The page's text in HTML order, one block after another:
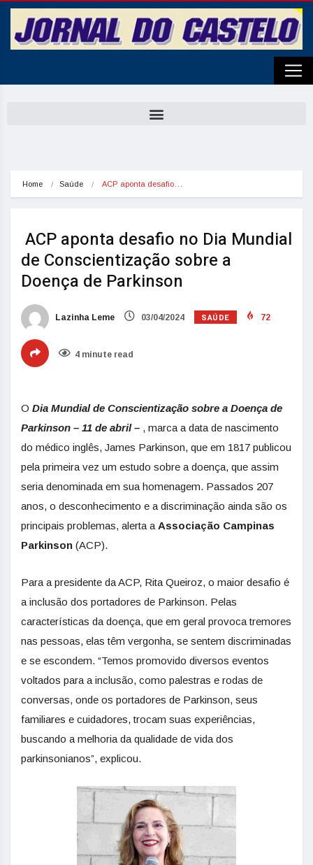
Home Saúde ACP aponta desafio…
ACP aponta desafio no Dia Mundial
de Conscientização sobre a
Doença de Parkinson
Lazinha Leme 03/04/2024 SAÚDE 72
4 minute read
O Dia Mundial de Conscientização sobre a Doença de
Parkinson – 11 de abril – , marca a data de nascimento
do médico inglês, James Parkinson, que em 1817 publicou
pela primeira vez um estudo sobre a doença, que assim
seria denominada em sua homenagem. Passados 207
anos, o desconhecimento e a discriminação ainda são os
principais problemas, alerta a Associação Campinas
Parkinson (ACP).
Para a presidente da ACP, Rita Queiroz, o maior desafio é
a inclusão dos portadores de Parkinson. Pelas
características da doença, que em geral provoca tremores
nas pessoas, elas têm vergonha, se sentem discriminadas
e se escondem. “Temos promovido diversos eventos
voltados para a inclusão, como palestras e rodas de
conversas, onde os portadores de Parkinson, seus
familiares e cuidadores, trocam suas experiências,
buscando a melhoria da qualidade de vida dos
parkinsonianos”, explicou.